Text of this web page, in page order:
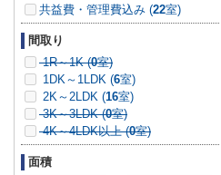
共益費・管理費込み (22室)
間取り
1R～1K (0室)
1DK～1LDK (6室)
2K～2LDK (16室)
3K～3LDK (0室)
4K～4LDK以上 (0室)
面積